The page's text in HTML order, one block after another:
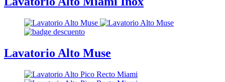
Lavatorio Alto Muse